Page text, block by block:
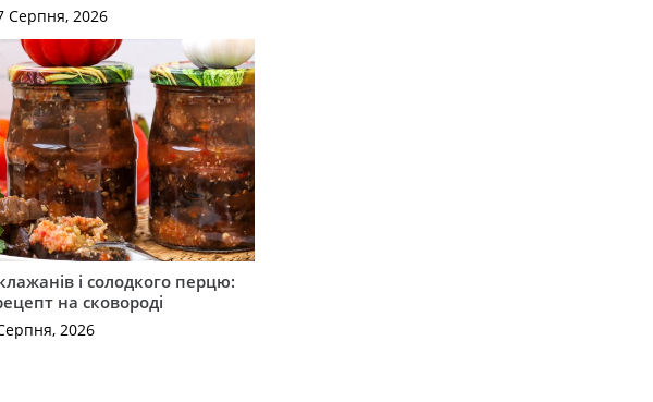
Серпня, 2026
і солодкого перцю:
на сковороді
2026